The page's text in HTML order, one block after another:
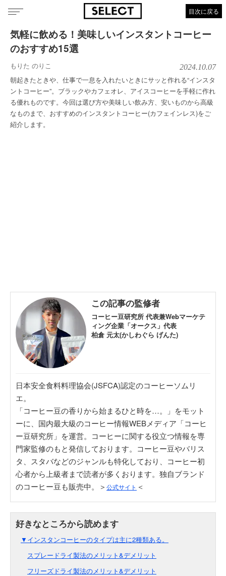
目次に戻る
気軽に飲める！美味しいインスタントコーヒー
のおすすめ15選
もりた のりこ 2024.10.07
朝起きたときや、仕事で一息を入れたいときにサッと作れる“インスタ
ントコーヒー”。ブラックやカフェオレ、アイスコーヒーを手軽に作れ
る優れものです。今回は選び方や美味しい飲み方、安いものから高級
なものまで、おすすめのインスタントコーヒー(カフェインレス)をご
紹介します。
この記事の監修者
コーヒー豆研究所 代表兼Webマーケテ
ィング企業「オークス」代表
柏倉 元太(かしわぐら げんた)
日本安全食料料理協会(JSFCA)認定のコーヒーソムリ
エ。
「コーヒー豆の香りから始まるひと時を…。」をモット
ーに、国内最大級のコーヒー情報WEBメディア「コーヒ
ー豆研究所」を運営。コーヒーに関する役立つ情報を専
門家監修のもと発信しております。コーヒー豆やバリス
タ、スタバなどのジャンルも特化しており、コーヒー初
心者から上級者まで読者が多くおります。独自ブランド
のコーヒー豆も販売中。＞ 公式サイト ＜
▼インスタンコーヒーのタイプは主に2種類ある。
スプレードライ製法のメリット&デメリット
フリーズドライ製法のメリット&デメリット